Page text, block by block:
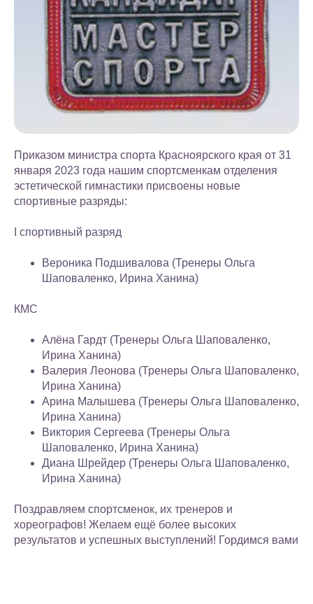
Приказом министра спорта Красноярского края от 31
января 2023 года нашим спортсменкам отделения
эстетической гимнастики присвоены новые
спортивные разряды:
I спортивный разряд
Вероника Подшивалова (Тренеры Ольга
Шаповаленко, Ирина Ханина)
КМС
Алёна Гардт (Тренеры Ольга Шаповаленко,
Ирина Ханина)
Валерия Леонова (Тренеры Ольга Шаповаленко,
Ирина Ханина)
Арина Малышева (Тренеры Ольга Шаповаленко,
Ирина Ханина)
Виктория Сергеева (Тренеры Ольга
Шаповаленко, Ирина Ханина)
Диана Шрейдер (Тренеры Ольга Шаповаленко,
Ирина Ханина)
Поздравляем спортсменок, их тренеров и
хореографов! Желаем ещё более высоких
результатов и успешных выступлений! Гордимся вами